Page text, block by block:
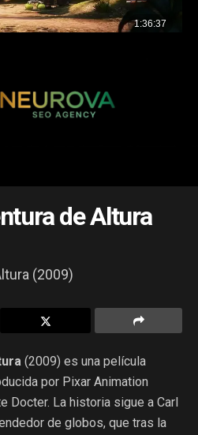
de Altura
(2009)
(2009) es una película
por Pixar Animation
Docter. La historia sigue a Carl
de globos, que tras la